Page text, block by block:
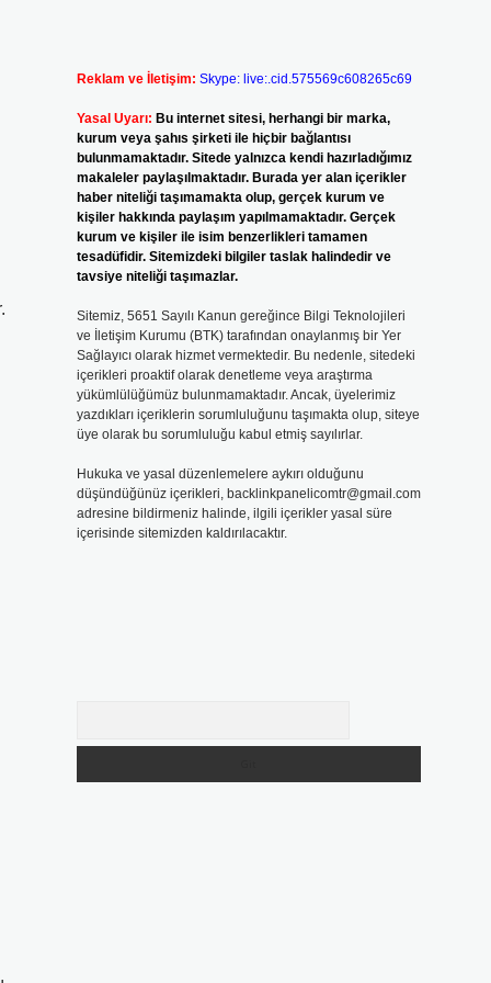
Reklam ve İletişim: Skype: live:.cid.575569c608265c69
Yasal Uyarı: Bu internet sitesi, herhangi bir marka,
kurum veya şahıs şirketi ile hiçbir bağlantısı
bulunmamaktadır. Sitede yalnızca kendi hazırladığımız
makaleler paylaşılmaktadır. Burada yer alan içerikler
haber niteliği taşımamakta olup, gerçek kurum ve
kişiler hakkında paylaşım yapılmamaktadır. Gerçek
kurum ve kişiler ile isim benzerlikleri tamamen
tesadüfidir. Sitemizdeki bilgiler taslak halindedir ve
tavsiye niteliği taşımazlar.
Sitemiz, 5651 Sayılı Kanun gereğince Bilgi Teknolojileri
ve İletişim Kurumu (BTK) tarafından onaylanmış bir Yer
Sağlayıcı olarak hizmet vermektedir. Bu nedenle, sitedeki
içerikleri proaktif olarak denetleme veya araştırma
yükümlülüğümüz bulunmamaktadır. Ancak, üyelerimiz
yazdıkları içeriklerin sorumluluğunu taşımakta olup, siteye
üye olarak bu sorumluluğu kabul etmiş sayılırlar.
Hukuka ve yasal düzenlemelere aykırı olduğunu
düşündüğünüz içerikleri, backlinkpanelicomtr@gmail.com
adresine bildirmeniz halinde, ilgili içerikler yasal süre
içerisinde sitemizden kaldırılacaktır.